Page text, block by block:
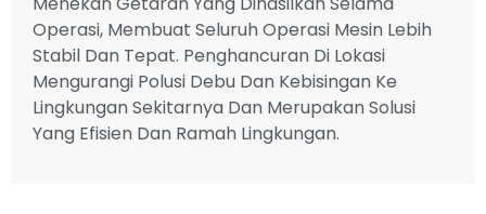
Operasi, Membuat Seluruh Operasi Mesin Lebih
Stabil Dan Tepat. Penghancuran Di Lokasi
Mengurangi Polusi Debu Dan Kebisingan Ke
Lingkungan Sekitarnya Dan Merupakan Solusi
Yang Efisien Dan Ramah Lingkungan.